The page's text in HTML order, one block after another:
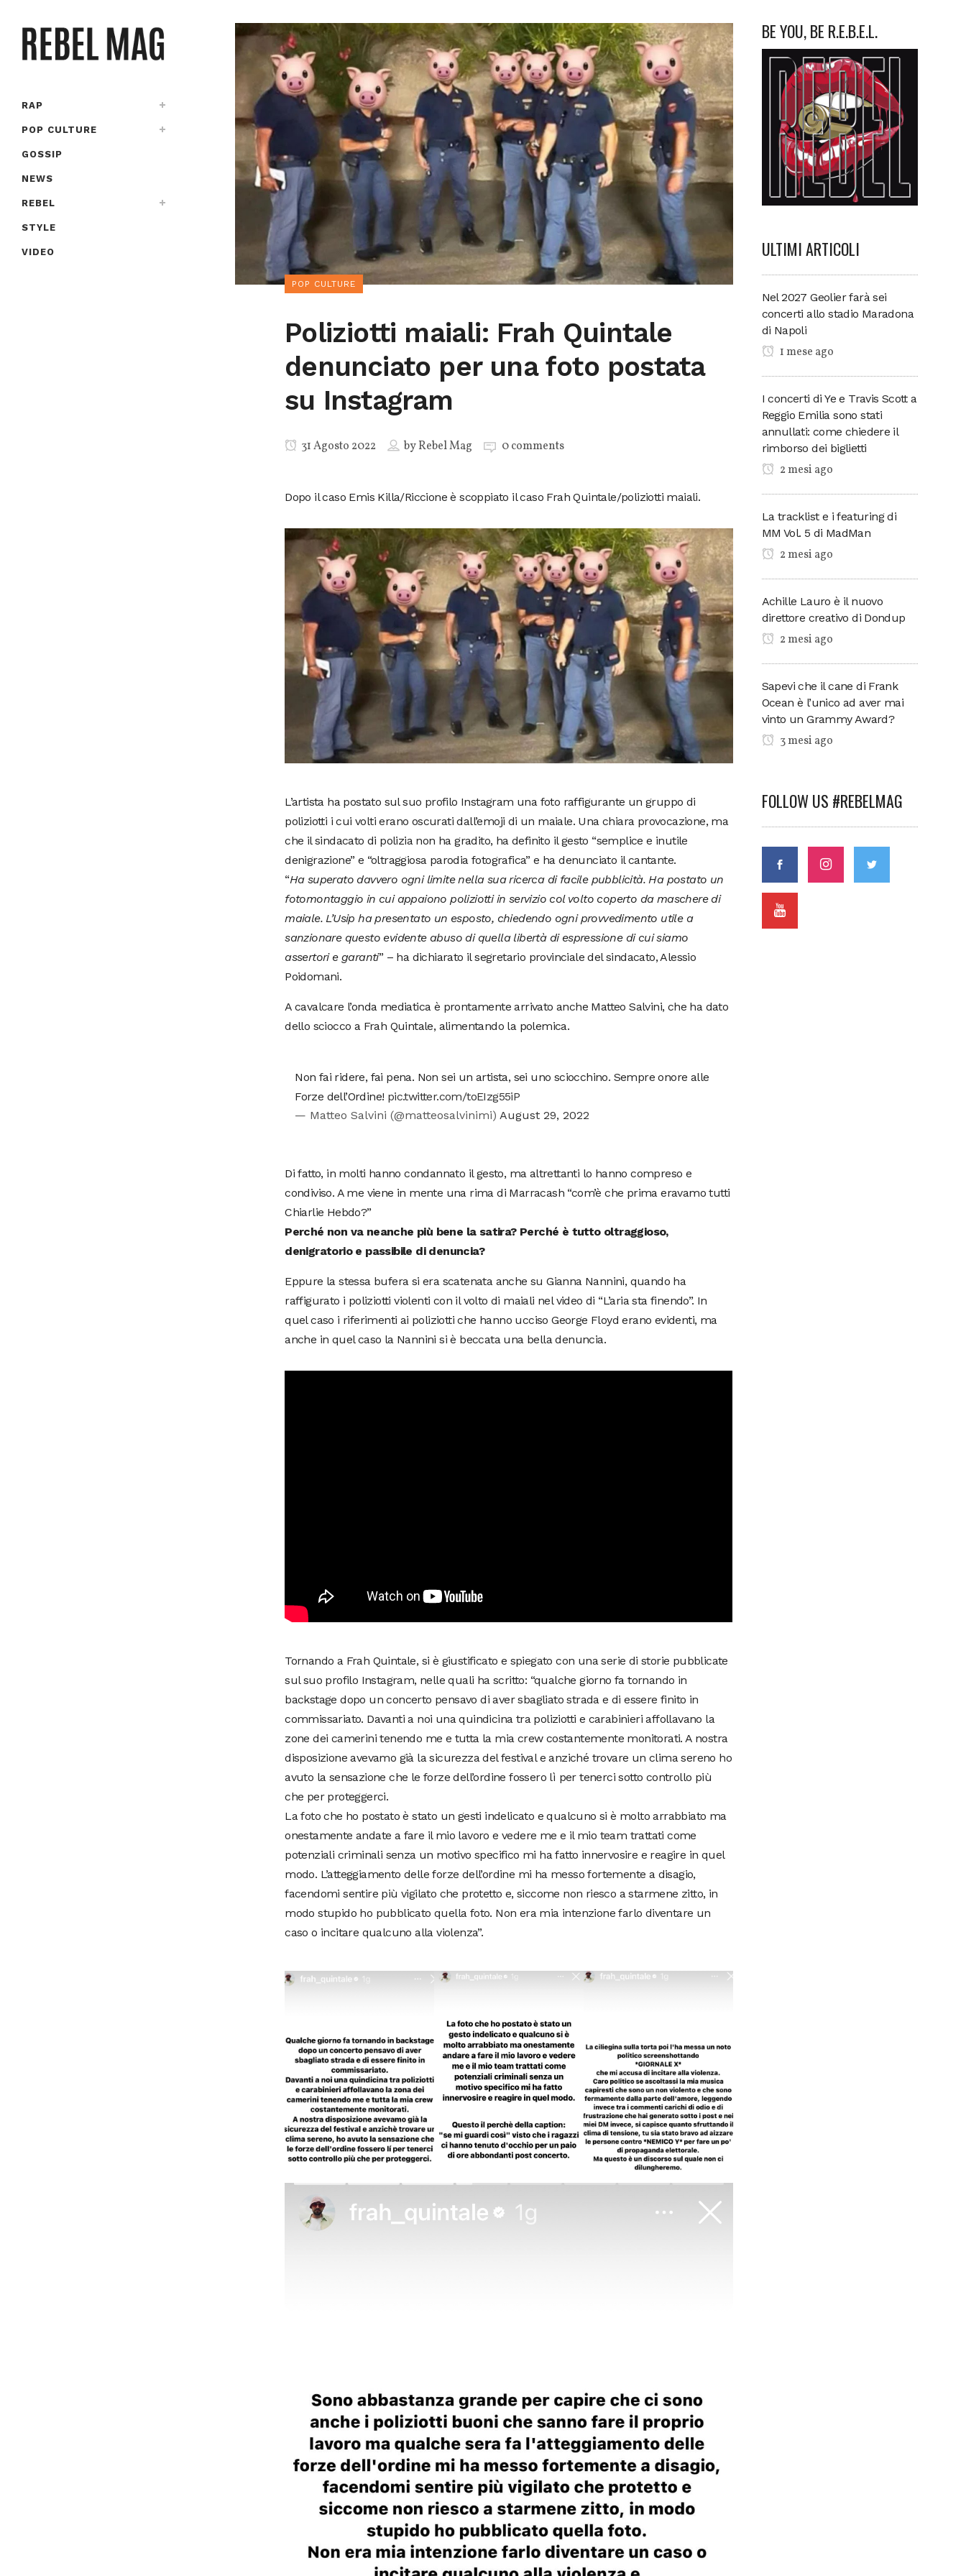
RAP
POP CULTURE
GOSSIP
NEWS
REBEL
STYLE
VIDEO
POP CULTURE
Poliziotti maiali: Frah Quintale
denunciato per una foto postata
su Instagram
31 Agosto 2022 byRebel Mag 0 comments
Dopo il caso Emis Killa/Riccione è scoppiato il caso Frah Quintale/poliziotti maiali.
L’artista ha postato sul suo profilo Instagram una foto raffigurante un gruppo di
poliziotti i cui volti erano oscurati dall’emoji di un maiale. Una chiara provocazione, ma
che il sindacato di polizia non ha gradito, ha definito il gesto “semplice e inutile
denigrazione” e “oltraggiosa parodia fotografica” e ha denunciato il cantante.
“Ha superato davvero ogni limite nella sua ricerca di facile pubblicità. Ha postato un
fotomontaggio in cui appaiono poliziotti in servizio col volto coperto da maschere di
maiale. L’Usip ha presentato un esposto, chiedendo ogni provvedimento utile a
sanzionare questo evidente abuso di quella libertà di espressione di cui siamo
assertori e garanti” – ha dichiarato il segretario provinciale del sindacato, Alessio
Poidomani.
A cavalcare l’onda mediatica è prontamente arrivato anche Matteo Salvini, che ha dato
dello sciocco a Frah Quintale, alimentando la polemica.
Non fai ridere, fai pena. Non sei un artista, sei uno sciocchino. Sempre onore alle
Forze dell’Ordine! pic.twitter.com/toEIzg55iP
— Matteo Salvini (@matteosalvinimi)August 29, 2022
Di fatto, in molti hanno condannato il gesto, ma altrettanti lo hanno compreso e
condiviso. A me viene in mente una rima di Marracash “com’è che prima eravamo tutti
Chiarlie Hebdo?”
Perché non va neanche più bene la satira? Perché è tutto oltraggioso,
denigratorio e passibile di denuncia?
Eppure la stessa bufera si era scatenata anche su Gianna Nannini, quando ha
raffigurato i poliziotti violenti con il volto di maiali nel video di “L’aria sta finendo”. In
quel caso i riferimenti ai poliziotti che hanno ucciso George Floyd erano evidenti, ma
anche in quel caso la Nannini si è beccata una bella denuncia.
Tornando a Frah Quintale, si è giustificato e spiegato con una serie di storie pubblicate
sul suo profilo Instagram, nelle quali ha scritto: “qualche giorno fa tornando in
backstage dopo un concerto pensavo di aver sbagliato strada e di essere finito in
commissariato. Davanti a noi una quindicina tra poliziotti e carabinieri affollavano la
zone dei camerini tenendo me e tutta la mia crew costantemente monitorati. A nostra
disposizione avevamo già la sicurezza del festival e anziché trovare un clima sereno ho
avuto la sensazione che le forze dell’ordine fossero lì per tenerci sotto controllo più
che per proteggerci.
La foto che ho postato è stato un gesti indelicato e qualcuno si è molto arrabbiato ma
onestamente andate a fare il mio lavoro e vedere me e il mio team trattati come
potenziali criminali senza un motivo specifico mi ha fatto innervosire e reagire in quel
modo. L’atteggiamento delle forze dell’ordine mi ha messo fortemente a disagio,
facendomi sentire più vigilato che protetto e, siccome non riesco a starmene zitto, in
modo stupido ho pubblicato quella foto. Non era mia intenzione farlo diventare un
caso o incitare qualcuno alla violenza”.
BE YOU, BE R.E.B.E.L.
ULTIMI ARTICOLI
Nel 2027 Geolier farà sei
concerti allo stadio Maradona
di Napoli
1 mese ago
I concerti di Ye e Travis Scott a
Reggio Emilia sono stati
annullati: come chiedere il
rimborso dei biglietti
2 mesi ago
La tracklist e i featuring di
MM Vol. 5 di MadMan
2 mesi ago
Achille Lauro è il nuovo
direttore creativo di Dondup
2 mesi ago
Sapevi che il cane di Frank
Ocean è l’unico ad aver mai
vinto un Grammy Award?
3 mesi ago
FOLLOW US #REBELMAG